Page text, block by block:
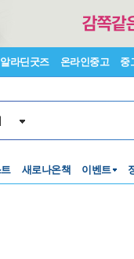
알라딘굿즈 온라인중고 중
새로나온책 이벤트